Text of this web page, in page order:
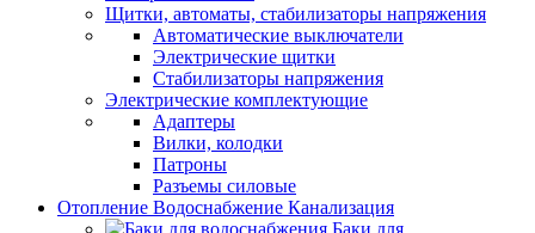
Щитки, автоматы, стабилизаторы напряжения
Автоматические выключатели
Электрические щитки
Стабилизаторы напряжения
Электрические комплектующие
Адаптеры
Вилки, колодки
Патроны
Разъемы силовые
Отопление Водоснабжение Канализация
Баки для